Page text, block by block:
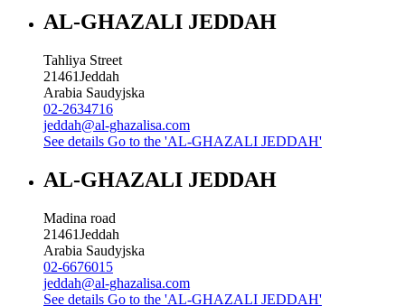
AL-GHAZALI JEDDAH
Tahliya Street
21461Jeddah
Arabia Saudyjska
02-2634716
jeddah@al-ghazalisa.com
See details Go to the 'AL-GHAZALI JEDDAH'
AL-GHAZALI JEDDAH
Madina road
21461Jeddah
Arabia Saudyjska
02-6676015
jeddah@al-ghazalisa.com
See details Go to the 'AL-GHAZALI JEDDAH'